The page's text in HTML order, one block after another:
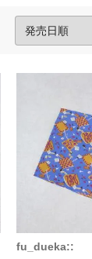
fu_dueka::